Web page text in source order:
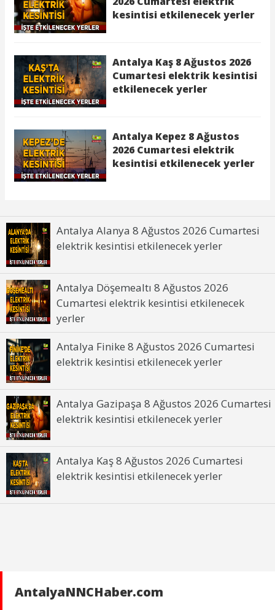
Antalya Alanya 8 Ağustos 2026 Cumartesi
elektrik kesintisi etkilenecek yerler
Antalya Döşemealtı 8 Ağustos 2026
Cumartesi elektrik kesintisi etkilenecek
yerler
Antalya Finike 8 Ağustos 2026 Cumartesi
elektrik kesintisi etkilenecek yerler
Antalya Gazipaşa 8 Ağustos 2026 Cumartesi
elektrik kesintisi etkilenecek yerler
Antalya Kaş 8 Ağustos 2026 Cumartesi
elektrik kesintisi etkilenecek yerler
AntalyaNNCHaber.com